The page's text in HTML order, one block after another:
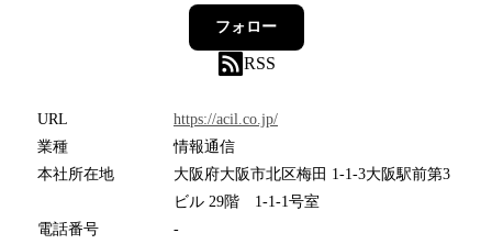
フォロー
RSS
URL
https://acil.co.jp/
業種
情報通信
本社所在地
大阪府大阪市北区梅田 1-1-3大阪駅前第3
ビル 29階 1-1-1号室
電話番号
-